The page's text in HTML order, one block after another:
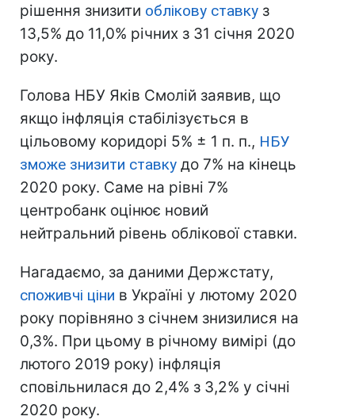
рішення знизити облікову ставку з
13,5% до 11,0% річних з 31 січня 2020
року.
Голова НБУ Яків Смолій заявив, що
якщо інфляція стабілізується в
цільовому коридорі 5% ± 1 п. п., НБУ
зможе знизити ставку до 7% на кінець
2020 року. Саме на рівні 7%
центробанк оцінює новий
нейтральний рівень облікової ставки.
Нагадаємо, за даними Держстату,
споживчі ціни в Україні у лютому 2020
року порівняно з січнем знизилися на
0,3%. При цьому в річному вимірі (до
лютого 2019 року) інфляція
сповільнилася до 2,4% з 3,2% у січні
2020 року.